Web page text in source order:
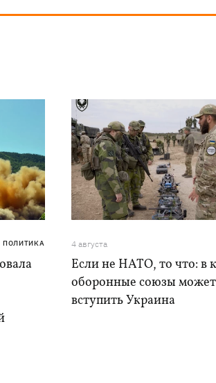
ПОЛИТИКА 4 августа
Если не НАТО, то что: в
оборонные союзы может
вступить Украина